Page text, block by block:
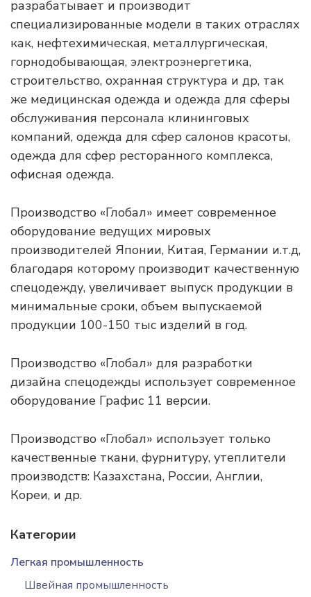
разрабатывает и производит
специализированные модели в таких отраслях
как, нефтехимическая, металлургическая,
горнодобывающая, электроэнергетика,
строительство, охранная структура и др, так
же медицинская одежда и одежда для сферы
обслуживания персонала клининговых
компаний, одежда для сфер салонов красоты,
одежда для сфер ресторанного комплекса,
офисная одежда.
Производство «Глобал» имеет современное
оборудование ведущих мировых
производителей Японии, Китая, Германии и.т.д,
благодаря которому производит качественную
спецодежду, увеличивает выпуск продукции в
минимальные сроки, объем выпускаемой
продукции 100-150 тыс изделий в год.
Производство «Глобал» для разработки
дизайна спецодежды использует современное
оборудование Графис 11 версии.
Производство «Глобал» использует только
качественные ткани, фурнитуру, утеплители
производств: Казахстана, России, Англии,
Кореи, и др.
Категории
Легкая промышленность
Швейная промышленность